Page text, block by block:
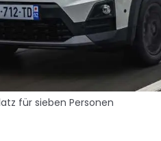
für sieben Personen